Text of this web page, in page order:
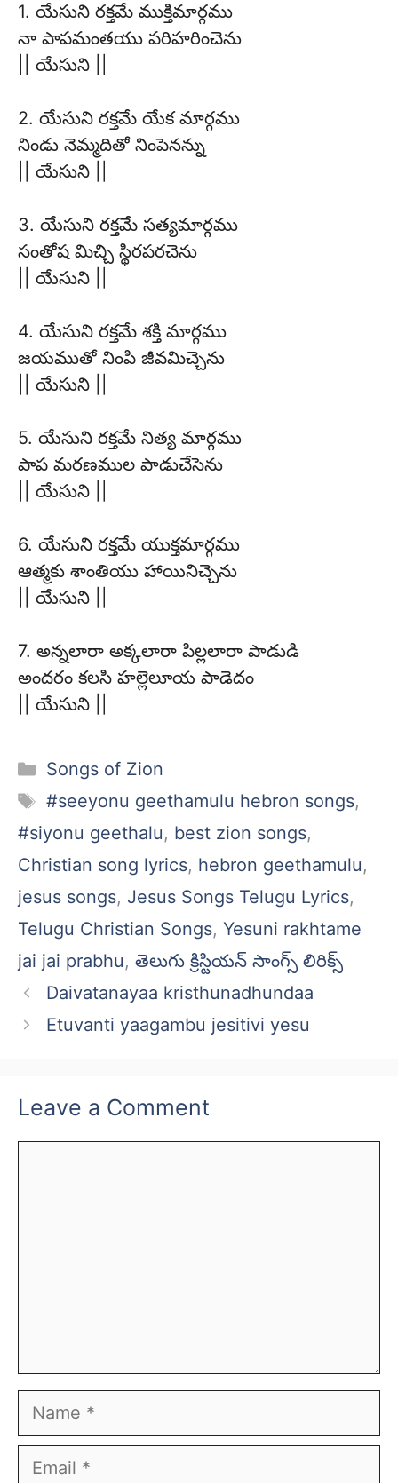
1. యేసుని రక్తమే ముక్తిమార్గము
నా పాపమంతయు పరిహరించెను
|| యేసుని ||
2. యేసుని రక్తమే యేక మార్గము
నిండు నెమ్మదితో నింపెనన్ను
|| యేసుని ||
3. యేసుని రక్తమే సత్యమార్గము
సంతోష మిచ్చి స్థిరపరచెను
|| యేసుని ||
4. యేసుని రక్తమే శక్తి మార్గము
జయముతో నింపి జీవమిచ్చెను
|| యేసుని ||
5. యేసుని రక్తమే నిత్య మార్గము
పాప మరణముల పాడుచేసెను
|| యేసుని ||
6. యేసుని రక్తమే యుక్తమార్గము
ఆత్మకు శాంతియు హాయినిచ్చెను
|| యేసుని ||
7. అన్నలారా అక్కలారా పిల్లలారా పాడుడి
అందరం కలసి హల్లెలూయ పాడెదం
|| యేసుని ||
Categories
Songs of Zion
Tags
#seeyonu geethamulu hebron songs,
#siyonu geethalu, best zion songs,
Christian song lyrics, hebron geethamulu,
jesus songs, Jesus Songs Telugu Lyrics,
Telugu Christian Songs, Yesuni rakhtame
jai jai prabhu, తెలుగు క్రిస్టియన్ సాంగ్స్ లిరిక్స్
Daivatanayaa kristhunadhundaa
Etuvanti yaagambu jesitivi yesu
Leave a Comment
Name
Email